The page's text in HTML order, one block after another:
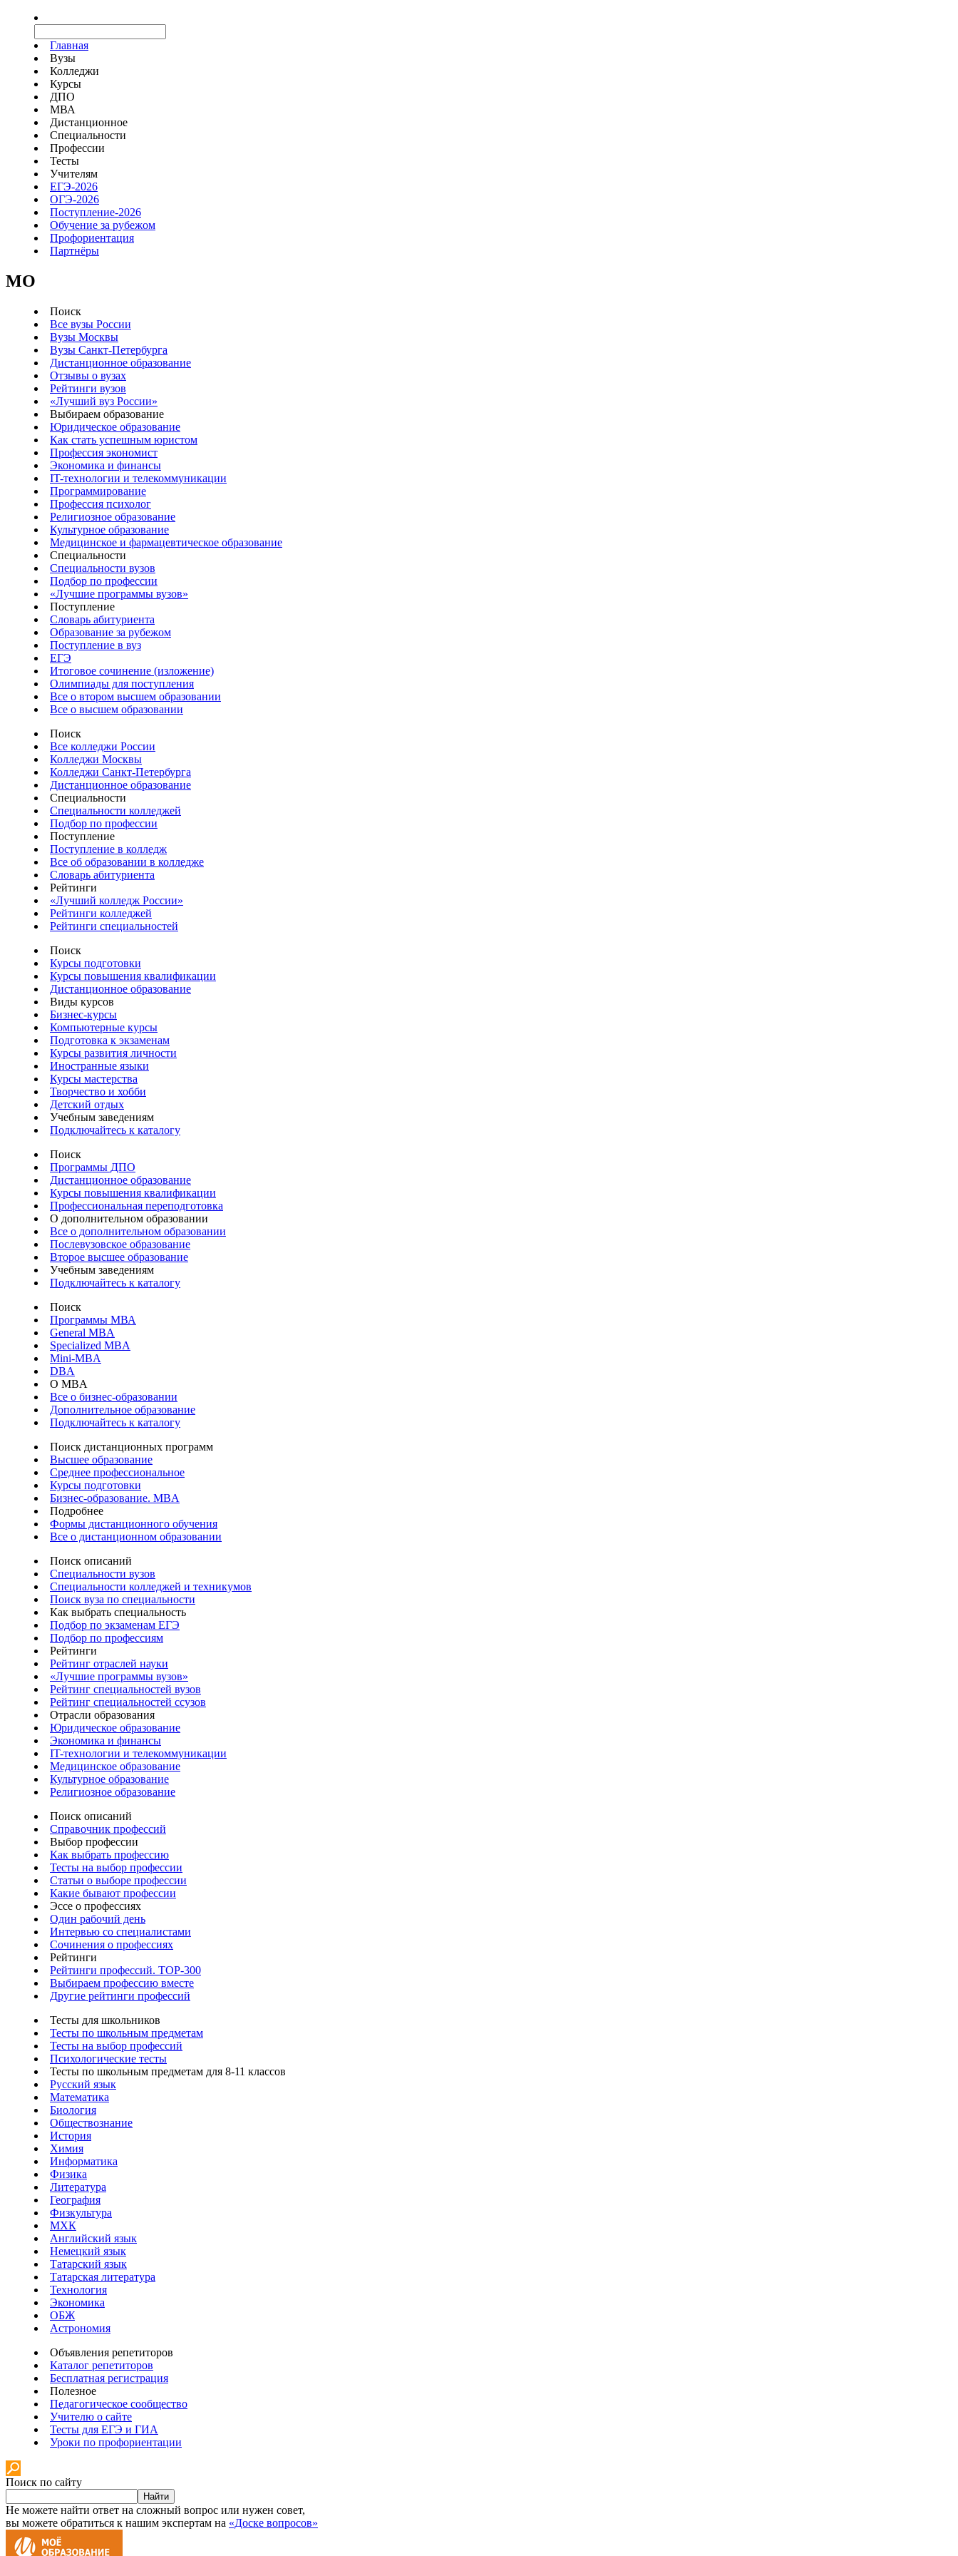
Главная
Вузы
Колледжи
Курсы
ДПО
МВА
Дистанционное
Специальности
Профессии
Тесты
Учителям
ЕГЭ-2026
ОГЭ-2026
Поступление-2026
Обучение за рубежом
Профориентация
Партнёры
MO
Поиск
Все вузы России
Вузы Москвы
Вузы Санкт-Петербурга
Дистанционное образование
Отзывы о вузах
Рейтинги вузов
«Лучший вуз России»
Выбираем образование
Юридическое образование
Как стать успешным юристом
Профессия экономист
Экономика и финансы
IT-технологии и телекоммуникации
Программирование
Профессия психолог
Религиозное образование
Культурное образование
Медицинское и фармацевтическое образование
Специальности
Специальности вузов
Подбор по профессии
«Лучшие программы вузов»
Поступление
Словарь абитуриента
Образование за рубежом
Поступление в вуз
ЕГЭ
Итоговое сочинение (изложение)
Олимпиады для поступления
Все о втором высшем образовании
Все о высшем образовании
Поиск
Все колледжи России
Колледжи Москвы
Колледжи Санкт-Петербурга
Дистанционное образование
Специальности
Специальности колледжей
Подбор по профессии
Поступление
Поступление в колледж
Все об образовании в колледже
Словарь абитуриента
Рейтинги
«Лучший колледж России»
Рейтинги колледжей
Рейтинги специальностей
Поиск
Курсы подготовки
Курсы повышения квалификации
Дистанционное образование
Виды курсов
Бизнес-курсы
Компьютерные курсы
Подготовка к экзаменам
Курсы развития личности
Иностранные языки
Курсы мастерства
Творчество и хобби
Детский отдых
Учебным заведениям
Подключайтесь к каталогу
Поиск
Программы ДПО
Дистанционное образование
Курсы повышения квалификации
Профессиональная переподготовка
О дополнительном образовании
Все о дополнительном образовании
Послевузовское образование
Второе высшее образование
Учебным заведениям
Подключайтесь к каталогу
Поиск
Программы МВА
General MBA
Specialized MBA
Mini-MBA
DBA
О MBA
Все о бизнес-образовании
Дополнительное образование
Подключайтесь к каталогу
Поиск дистанционных программ
Высшее образование
Среднее профессиональное
Курсы подготовки
Бизнес-образование. MBA
Подробнее
Формы дистанционного обучения
Все о дистанционном образовании
Поиск описаний
Специальности вузов
Специальности колледжей и техникумов
Поиск вуза по специальности
Как выбрать специальность
Подбор по экзаменам ЕГЭ
Подбор по профессиям
Рейтинги
Рейтинг отраслей науки
«Лучшие программы вузов»
Рейтинг специальностей вузов
Рейтинг специальностей ссузов
Отрасли образования
Юридическое образование
Экономика и финансы
IT-технологии и телекоммуникации
Медицинское образование
Культурное образование
Религиозное образование
Поиск описаний
Справочник профессий
Выбор профессии
Как выбрать профессию
Тесты на выбор профессии
Статьи о выборе профессии
Какие бывают профессии
Эссе о профессиях
Один рабочий день
Интервью со специалистами
Сочинения о профессиях
Рейтинги
Рейтинги профессий. TOP-300
Выбираем профессию вместе
Другие рейтинги профессий
Тесты для школьников
Тесты по школьным предметам
Тесты на выбор профессий
Психологические тесты
Тесты по школьным предметам для 8-11 классов
Русский язык
Математика
Биология
Обществознание
История
Химия
Информатика
Физика
Литература
География
Физкультура
МХК
Английский язык
Немецкий язык
Татарский язык
Татарская литература
Технология
Экономика
ОБЖ
Астрономия
Объявления репетиторов
Каталог репетиторов
Бесплатная регистрация
Полезное
Педагогическое сообщество
Учителю о сайте
Тесты для ЕГЭ и ГИА
Уроки по профориентации
Поиск по сайту
Найти
Не можете найти ответ на сложный вопрос или нужен совет,
вы можете обратиться к нашим экспертам на «Доске вопросов»